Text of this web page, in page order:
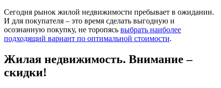
Сегодня рынок жилой недвижимости пребывает в ожидании.
И для покупателя – это время сделать выгодную и
осознанную покупку, не торопясь выбрать наиболее
подходящий вариант по оптимальной стоимости.
Жилая недвижимость. Внимание –
скидки!